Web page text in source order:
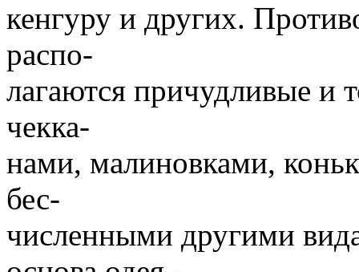
кенгуру и других.
распо-
лагаются причудливые и
чекка-
нами, малиновками,
бес-
численными другими